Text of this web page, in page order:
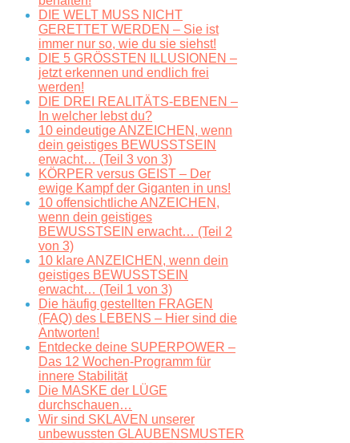
DIE WELT MUSS NICHT
GERETTET WERDEN – Sie ist
immer nur so, wie du sie siehst!
DIE 5 GRÖSSTEN ILLUSIONEN –
jetzt erkennen und endlich frei
werden!
DIE DREI REALITÄTS-EBENEN –
In welcher lebst du?
10 eindeutige ANZEICHEN, wenn
dein geistiges BEWUSSTSEIN
erwacht… (Teil 3 von 3)
KÖRPER versus GEIST – Der
ewige Kampf der Giganten in uns!
10 offensichtliche ANZEICHEN,
wenn dein geistiges
BEWUSSTSEIN erwacht… (Teil 2
von 3)
10 klare ANZEICHEN, wenn dein
geistiges BEWUSSTSEIN
erwacht… (Teil 1 von 3)
Die häufig gestellten FRAGEN
(FAQ) des LEBENS – Hier sind die
Antworten!
Entdecke deine SUPERPOWER –
Das 12 Wochen-Programm für
innere Stabilität
Die MASKE der LÜGE
durchschauen…
Wir sind SKLAVEN unserer
unbewussten GLAUBENSMUSTER